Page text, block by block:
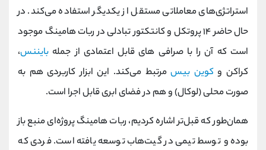
استراتژی‌های معاملاتی مستقل از یکدیگر استفاده می‌کند. در
حال حاضر ۱۴ پروتکل و کانتکتور تبادلی در ربات هامینگ موجود
است که آن را با صرافی‌ های قابل اعتمادی از جمله بایننس،
کراکن وکوین بیسمرتبط می‌کند. این ابزار کاربردی هم به
صورت محلی (لوکال) و هم در فضای ابری قابل اجرا است.
همان‌طور که قبل‌تر اشاره کردیم، ربات هامینگ پروژ‌ه‌ای منبع باز
بوده و توسط تیمی در گیت‌هاب توسعه یافته است. فردی که